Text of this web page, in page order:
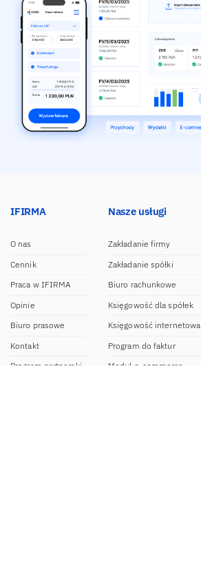
IFIRMA
O nas
Cennik
Praca w IFIRMA
Opinie
Biuro prasowe
Kontakt
Program partnerski
Nasze usługi
Zakładanie firmy
Zakładanie spółki
Biuro rachunkowe
Księgowość dla spółek
Księgowość internetowa
Program do faktur
Moduł e-commerce